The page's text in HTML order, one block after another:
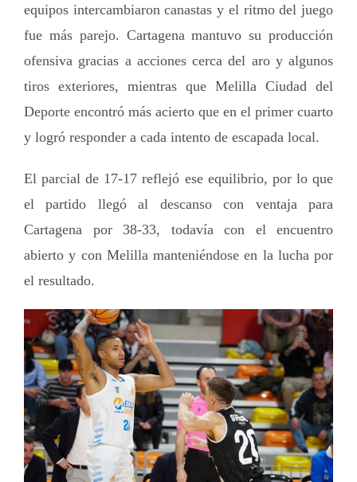
equipos intercambiaron canastas y el ritmo del juego
fue más parejo. Cartagena mantuvo su producción
ofensiva gracias a acciones cerca del aro y algunos
tiros exteriores, mientras que Melilla Ciudad del
Deporte encontró más acierto que en el primer cuarto
y logró responder a cada intento de escapada local.
El parcial de 17-17 reflejó ese equilibrio, por lo que
el partido llegó al descanso con ventaja para
Cartagena por 38-33, todavía con el encuentro
abierto y con Melilla manteniéndose en la lucha por
el resultado.